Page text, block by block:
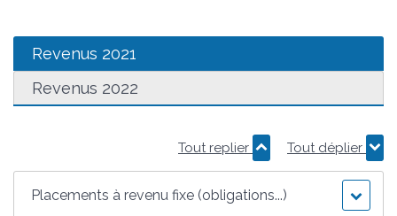
Revenus 2021
Revenus 2022
Tout replier Tout déplier
Placements à revenu fixe (obligations...)